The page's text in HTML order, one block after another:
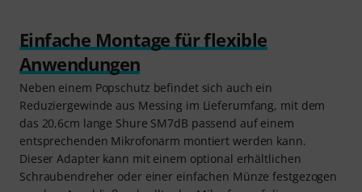
Einfache Montage für flexible
Anwendungen
Neben einem Popschutz befindet sich auch ein
Reduziergewinde aus Messing im Lieferumfang, mit dem
das 20,6cm lange Shure SM7dB passend auf einem
entsprechenden Mikrofonarm montiert werden kann.
Dieser Adapter kann mit einem optional erhältlichen
Schraubendreher oder einer einfachen Münze festgezogen